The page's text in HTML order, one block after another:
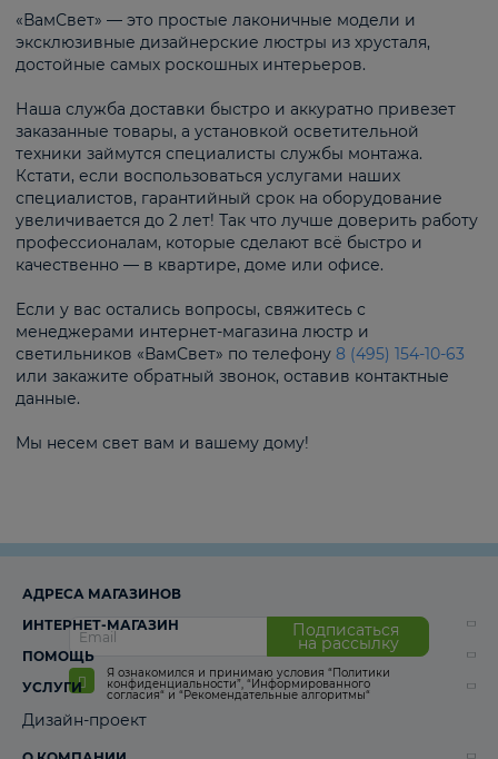
«ВамСвет» — это простые лаконичные модели и
эксклюзивные дизайнерские люстры из хрусталя,
достойные самых роскошных интерьеров.
Наша служба доставки быстро и аккуратно привезет
заказанные товары, а установкой осветительной
техники займутся специалисты службы монтажа.
Кстати, если воспользоваться услугами наших
специалистов, гарантийный срок на оборудование
увеличивается до 2 лет! Так что лучше доверить работу
профессионалам, которые сделают всё быстро и
качественно — в квартире, доме или офисе.
Если у вас остались вопросы, свяжитесь с
менеджерами интернет-магазина люстр и
светильников «ВамСвет» по телефону 8 (495) 154-10-63
или закажите обратный звонок, оставив контактные
данные.
Мы несем свет вам и вашему дому!
Подписаться
на рассылку
Я ознакомился и принимаю условия “Политики
конфиденциальности”, “Информированного
согласия“ и “Рекомендательные алгоритмы“
АДРЕСА МАГАЗИНОВ
ИНТЕРНЕТ-МАГАЗИН
ПОМОЩЬ
УСЛУГИ
Дизайн-проект